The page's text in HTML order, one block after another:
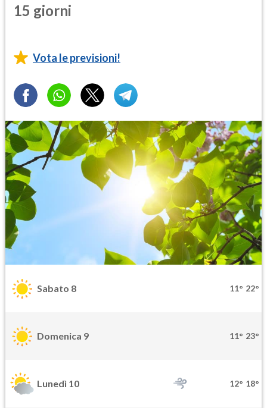
15 giorni
Vota le previsioni!
Sabato 8 11° 22°
Domenica 9 11° 23°
Lunedì 10 12° 18°